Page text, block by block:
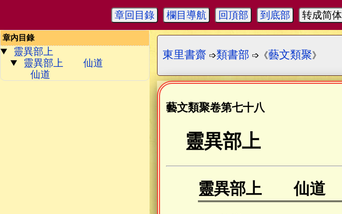
章回目錄 欄目導航 回頂部 到底部 转成简体
章內目錄
靈異部上
靈異部上 仙道
仙道
東里書齋 ➩類書部 ➩《藝文類聚》
藝文類聚卷第七十八
靈異部上
靈異部上 仙道